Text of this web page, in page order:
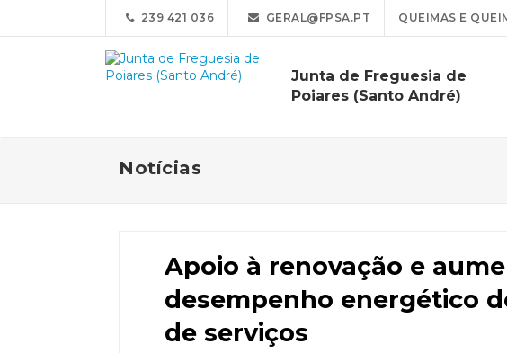
239 421 036 GERAL@FPSA.PT QUEIMAS E
Junta de Freguesia de
Poiares (Santo André)
Notícias
Apoio à renovação e
desempenho energético
de serviços